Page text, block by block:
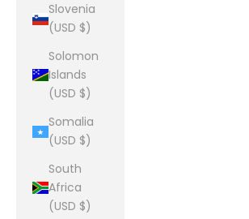
Slovenia
(USD $)
Solomon
Islands
(USD $)
Somalia
(USD $)
South
Africa
(USD $)